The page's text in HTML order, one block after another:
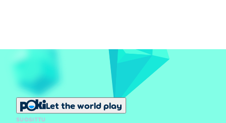
Let the world play
SUOSITTU